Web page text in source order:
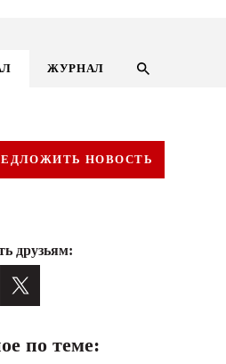
ЖУРНАЛ
ГОРОДСКОЙ ПОРТАЛ
НОВОСТЬ
друзьям:
по теме: